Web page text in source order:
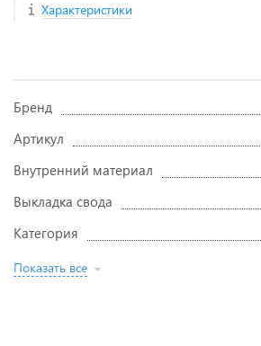
Характеристики
Бренд
Артикул
Внутренний материал
Выкладка свода
Категория
Показать все